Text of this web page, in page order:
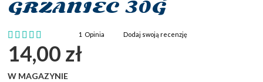
GRZANIEC 30G
Ocena:
100
% of 100
1 Opinia Dodaj swoją recenzję
14,00 zł
W MAGAZYNIE
galerii